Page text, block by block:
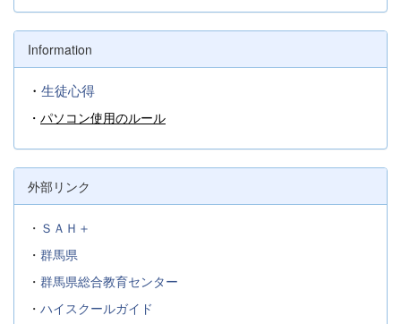
Information
・ 生徒心得
・ パソコン使用のルール
外部リンク
・ ＳＡＨ＋
・ 群馬県
・ 群馬県総合教育センター
・ ハイスクールガイド